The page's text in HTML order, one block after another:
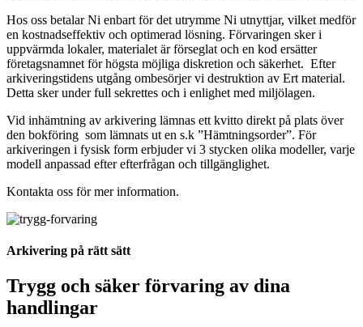
Hos oss betalar Ni enbart för det utrymme Ni utnyttjar, vilket medför
en kostnadseffektiv och optimerad lösning. Förvaringen sker i
uppvärmda lokaler, materialet är förseglat och en kod ersätter
företagsnamnet för högsta möjliga diskretion och säkerhet. Efter
arkiveringstidens utgång ombesörjer vi destruktion av Ert material.
Detta sker under full sekrettes och i enlighet med miljölagen.
Vid inhämtning av arkivering lämnas ett kvitto direkt på plats över
den bokföring som lämnats ut en s.k ”Hämtningsorder”. För
arkiveringen i fysisk form erbjuder vi 3 stycken olika modeller, varje
modell anpassad efter efterfrågan och tillgänglighet.
Kontakta oss för mer information.
Arkivering på rätt sätt
Trygg och säker förvaring av dina
handlingar